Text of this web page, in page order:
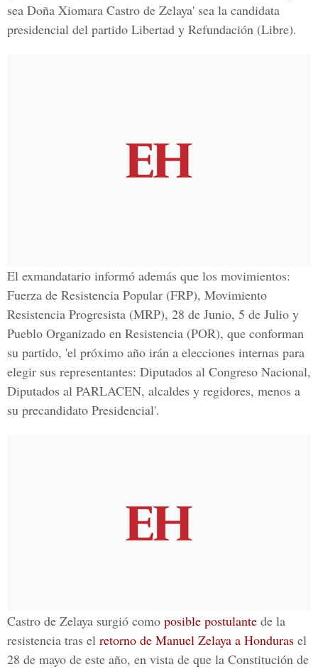
sea Doña Xiomara Castro de Zelaya' sea la candidata
presidencial del partido Libertad y Refundación (Libre).
El exmandatario informó además que los movimientos:
Fuerza de Resistencia Popular (FRP), Movimiento
Resistencia Progresista (MRP), 28 de Junio, 5 de Julio y
Pueblo Organizado en Resistencia (POR), que conforman
su partido, 'el próximo año irán a elecciones internas para
elegir sus representantes: Diputados al Congreso Nacional,
Diputados al PARLACEN, alcaldes y regidores, menos a
su precandidato Presidencial'.
Castro de Zelaya surgió como posible postulante de la
resistencia tras el retorno de Manuel Zelaya a Honduras el
28 de mayo de este año, en vista de que la Constitución de